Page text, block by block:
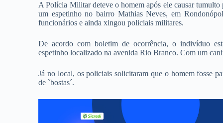
A Polícia Militar deteve o homem após ele causar
um espetinho no bairro Mathias Neves, em
funcionários e ainda xingou policiais militares.
De acordo com boletim de ocorrência, o indivíduo
espetinho localizado na avenida Rio Branco. Com um
Já no local, os policiais solicitaram que o homem fosse
de `bostas´.